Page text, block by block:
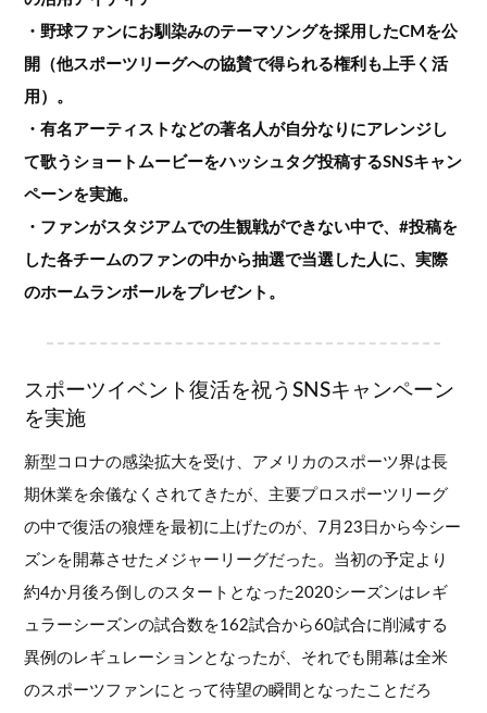
・野球ファンにお馴染みのテーマソングを採用したCMを公
開（他スポーツリーグへの協賛で得られる権利も上手く活
用）。
・有名アーティストなどの著名人が自分なりにアレンジし
て歌うショートムービーをハッシュタグ投稿するSNSキャン
ペーンを実施。
・ファンがスタジアムでの生観戦ができない中で、#投稿を
した各チームのファンの中から抽選で当選した人に、実際
のホームランボールをプレゼント。
スポーツイベント復活を祝うSNSキャンペーン
を実施
新型コロナの感染拡大を受け、アメリカのスポーツ界は長
期休業を余儀なくされてきたが、主要プロスポーツリーグ
の中で復活の狼煙を最初に上げたのが、7月23日から今シー
ズンを開幕させたメジャーリーグだった。当初の予定より
約4か月後ろ倒しのスタートとなった2020シーズンはレギ
ュラーシーズンの試合数を162試合から60試合に削減する
異例のレギュレーションとなったが、それでも開幕は全米
のスポーツファンにとって待望の瞬間となったことだろ